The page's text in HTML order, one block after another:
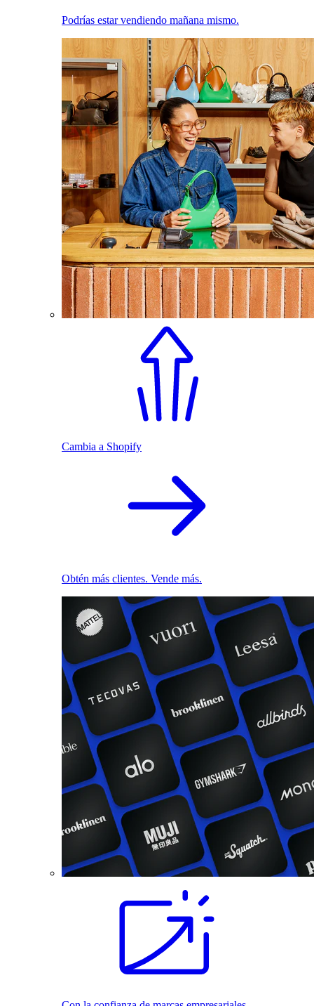
Podrías estar vendiendo mañana mismo.
Cambia a Shopify
Obtén más clientes. Vende más.